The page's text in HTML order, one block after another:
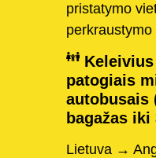
pristatymo
Keleivius
patogiais
autobusais
bagažas iki
Lietuva →